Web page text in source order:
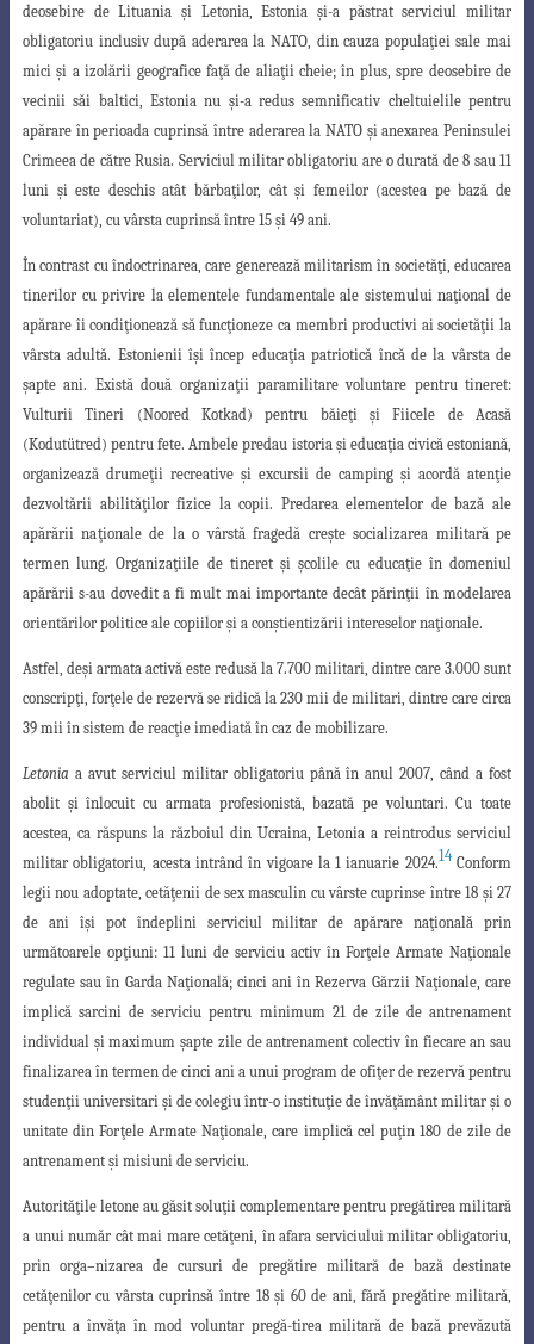
deosebire de Lituania şi Letonia, Estoniaşi-a păstrat serviciul militar
obligatoriu inclusiv după aderarea la NATO, din cauza populaţiei sale mai
micişi a izolării geografice faţă de aliaţii cheie; în plus, spre deosebire de
vecinii săi baltici, Estonia nu şi-a redus semnificativ cheltuielile pentru
apărare în perioada cuprinsă între aderarea la NATO şi anexarea Peninsulei
Crimeea de către Rusia. Serviciul militar obligatoriu are o durată de 8 sau 11
luni şi este deschis atât bărbaţilor, câtşi femeilor (acestea pe bază de
voluntariat), cu vârsta cuprinsă între 15 şi 49 ani.
În contrast cu îndoctrinarea, care generează militarism în societăţi, educarea
tinerilor cu privire la elementele fundamentale ale sistemului naţional de
apărare îi condiţionează să funcţioneze ca membri productivi ai societăţii la
vârsta adultă. Estonienii îşi încep educaţia patriotică încă de la vârsta de
şapte ani. Există două organizaţii paramilitare voluntare pentru tineret:
Vulturii Tineri (Noored Kotkad) pentru băieţişi Fiicele de Acasă
(Kodutütred) pentru fete. Ambele predau istoria şi educaţia civică estoniană,
organizează drumeţii recreativeşi excursii de campingşi acordă atenţie
dezvoltării abilităţilor fizice la copii. Predarea elementelor de bază ale
apărării naţionale de la o vârstă fragedă creşte socializarea militară pe
termen lung. Organizaţiile de tineret şişcolile cu educaţie în domeniul
apărării s-au dovedit a fi mult mai importante decât părinţii în modelarea
orientărilor politice ale copiilor şi a conştientizării intereselor naţionale.
Astfel, deşi armata activă este redusă la 7.700 militari, dintre care 3.000 sunt
conscripţi, forţele de rezervă se ridică la 230 mii de militari, dintre care circa
39 mii în sistem de reacţie imediată în caz de mobilizare.
Letonia a avut serviciul militar obligatoriu până în anul 2007, când a fost
abolit şi înlocuit cu armata profesionistă, bazată pe voluntari. Cu toate
acestea, ca răspuns la războiul din Ucraina, Letonia a reintrodus serviciul
militar obligatoriu, acesta intrând în vigoare la 1 ianuarie 2024.14Conform
legii nou adoptate, cetăţenii de sex masculin cu vârste cuprinse între 18 şi 27
de ani îşi pot îndeplini serviciulmilitar de apărare naţională prin
următoarele opţiuni: 11 luni de serviciu activ în Forţele Armate Naţionale
regulate sau în Garda Naţională; cinci ani în Rezerva Gărzii Naţionale, care
implică sarcini de serviciu pentru minimum 21 de zile de antrenament
individual şi maximumşapte zile de antrenament colectiv în fiecare an sau
finalizarea în termen de cinci ani a unui program de ofiţer de rezervă pentru
studenţii universitari şi de colegiu într-o instituţie de învăţământ militarşi o
unitate din Forţele Armate Naţionale, care implică cel puţin 180 de zile de
antrenament şi misiuni de serviciu.
Autorităţile letone au găsit soluţii complementare pentru pregătirea militară
a unui număr cât mai mare cetăţeni, în afara serviciului militar obligatoriu,
prin orga–nizarea de cursuri de pregătire militară de bază destinate
cetăţenilor cu vârsta cuprinsă între 18şi 60 de ani, fără pregătire militară,
pentru a învăţa în mod voluntar pregă-tirea militară de bază prevăzută